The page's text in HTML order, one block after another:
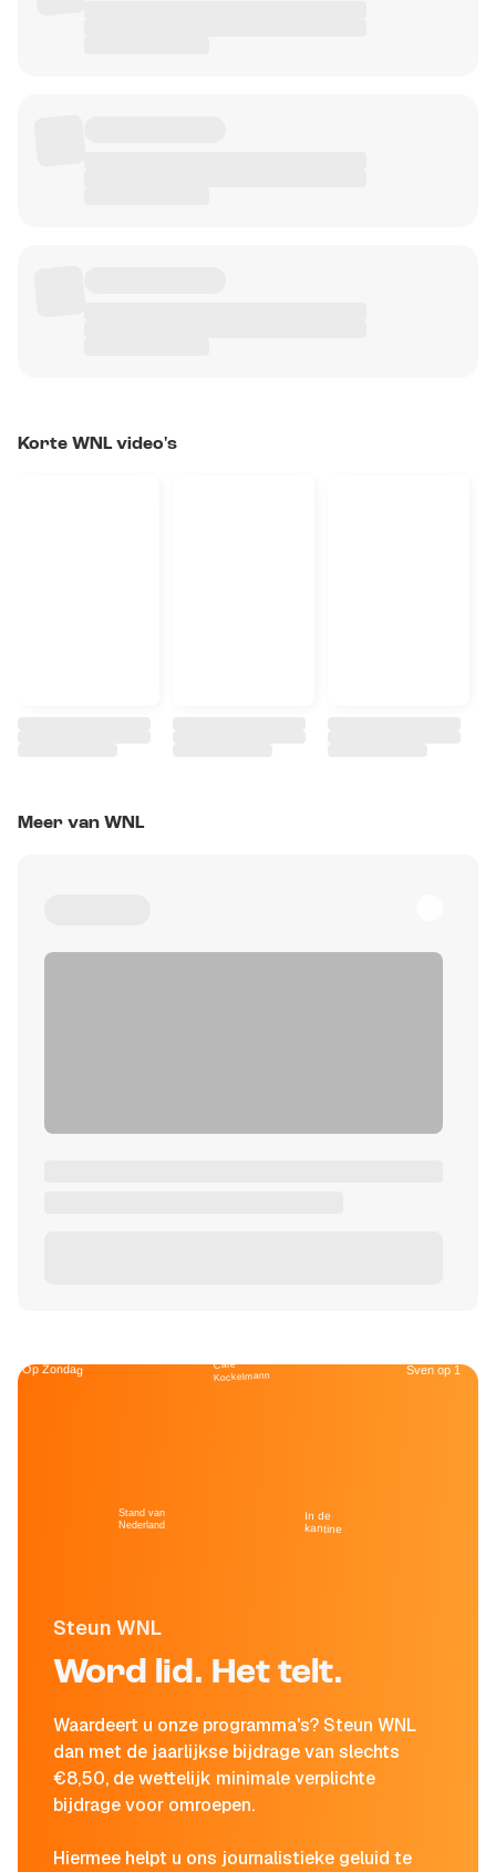
Korte WNL video's
Meer van WNL
Steun WNL
Word lid. Het telt.
Waardeert u onze programma's? Steun WNL
dan met de jaarlijkse bijdrage van slechts
€8,50, de wettelijk minimale verplichte
bijdrage voor omroepen.
Hiermee helpt u ons journalistieke geluid te
Op Zondag
Stand van
Nederland
Café
Kockelmann
In de
kantine
Sven op 1